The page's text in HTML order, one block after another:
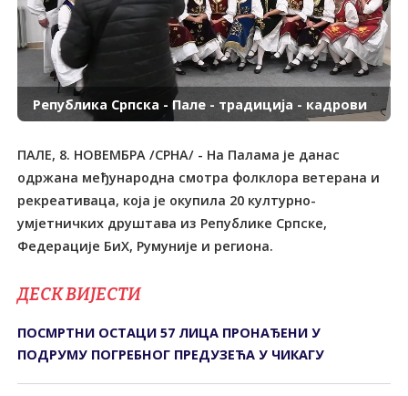
Република Српска - Пале - традиција - кадрови
ПАЛЕ, 8. НОВЕМБРА /СРНА/ - На Палама је данас
одржана међународна смотра фолклора ветерана и
рекреативаца, која је окупила 20 културно-
умјетничких друштава из Републике Српске,
Федерације БиХ, Румуније и региона.
ДЕСК ВИЈЕСТИ
ПОСМРТНИ ОСТАЦИ 57 ЛИЦА ПРОНАЂЕНИ У
ПОДРУМУ ПОГРЕБНОГ ПРЕДУЗЕЋА У ЧИКАГУ